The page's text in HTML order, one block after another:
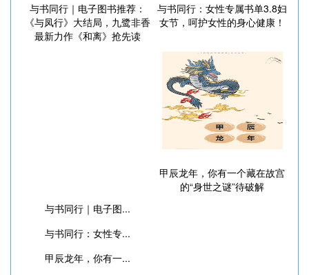
与书同行｜电子图书推荐：
《与凤行》大结局，九鹭非香
最新力作《和离》抢先读
与书同行：女性专属书单3.8妇
女节，呵护女性的身心健康！
甲辰龙年，你有一个藏在故宫
的“身世之谜”待破解
与书同行｜电子图...
与书同行：女性专...
甲辰龙年，你有一...